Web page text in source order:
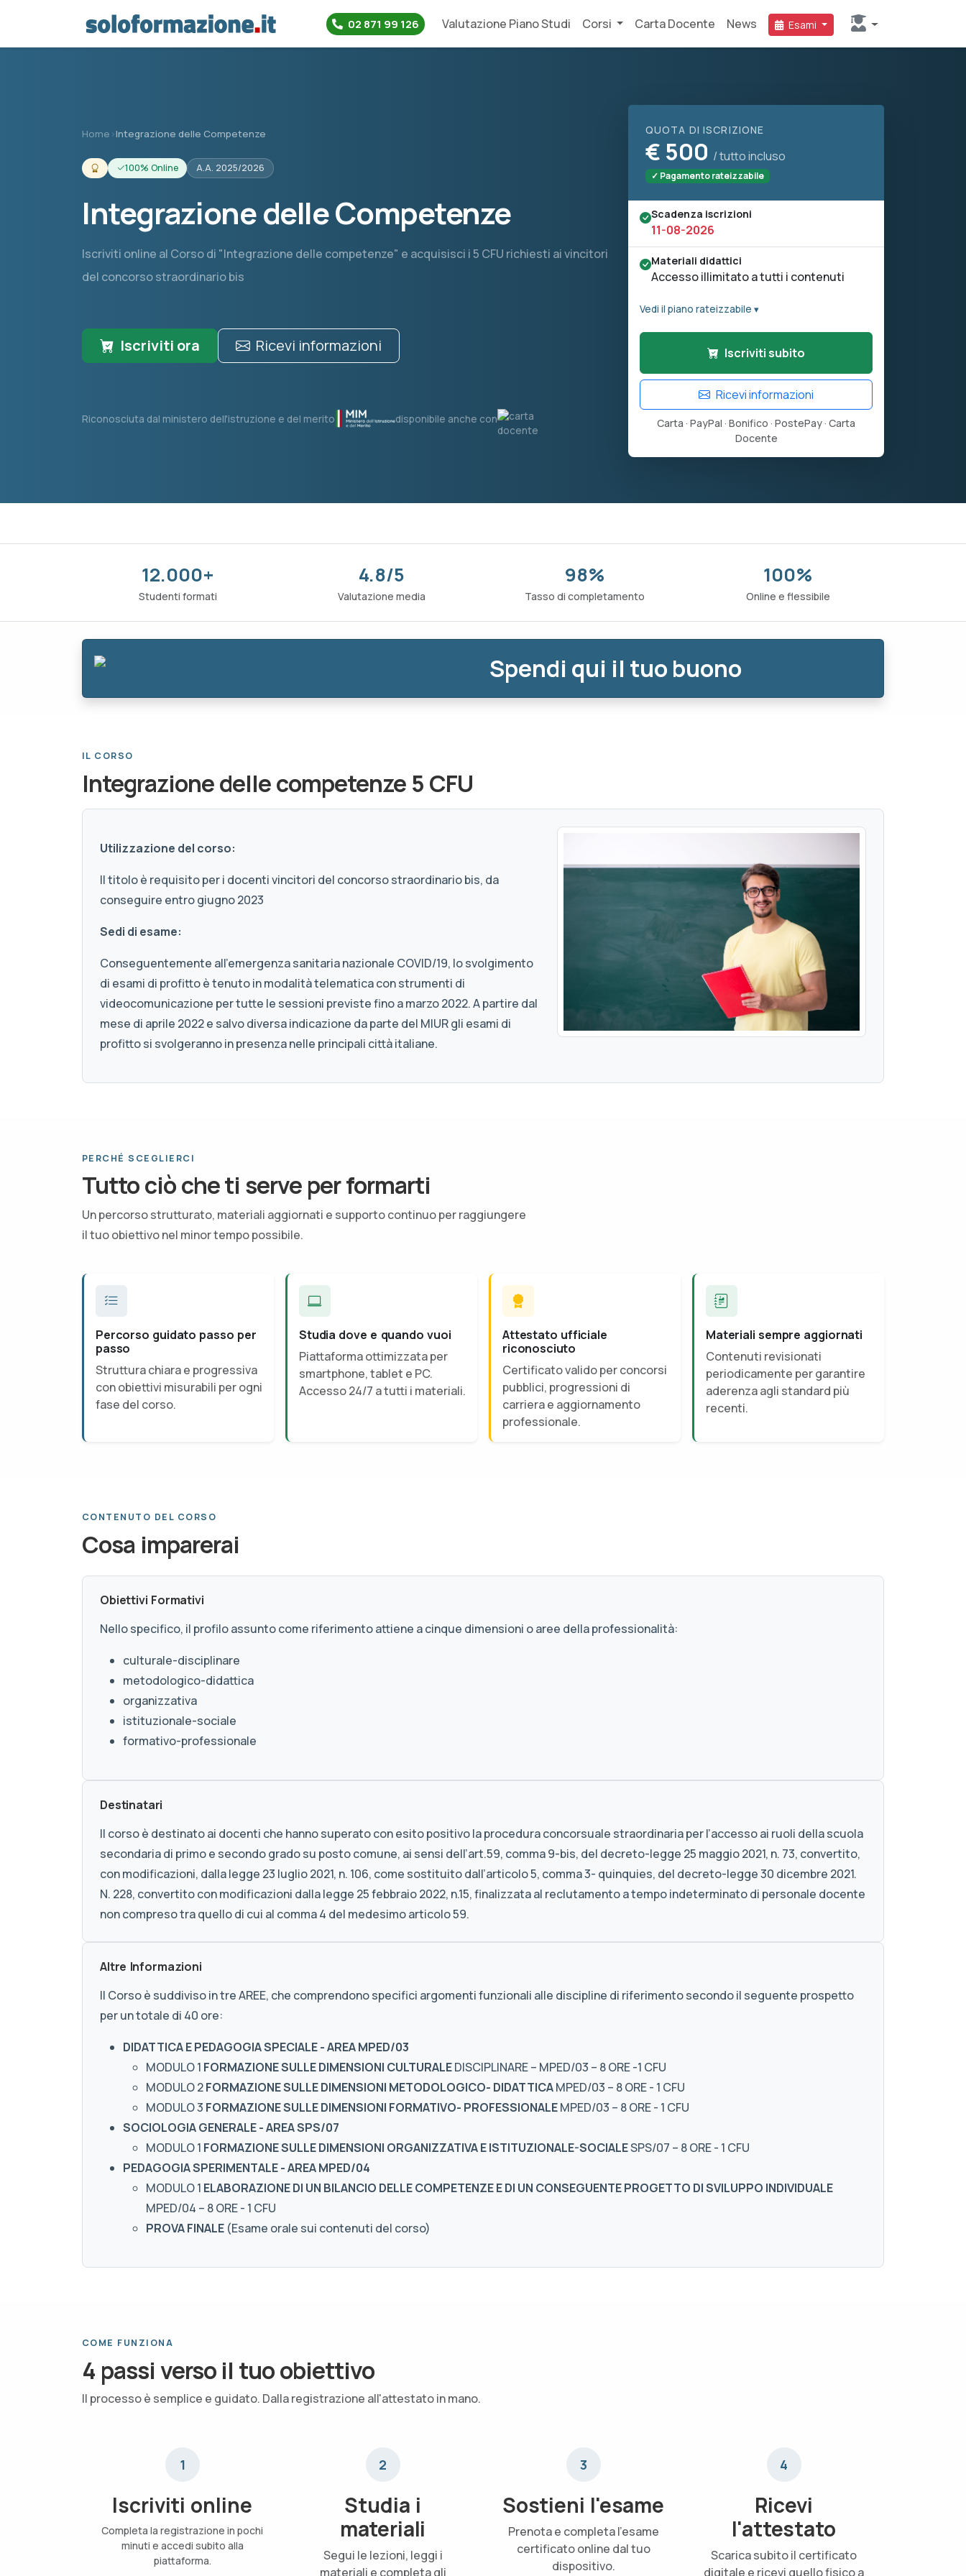
02 871 99 126 Valutazione Piano Studi Corsi Carta Docente News Esami
Home ›Integrazione delle Competenze
100% Online A.A. 2025/2026
Integrazione delle Competenze
Iscriviti online al Corso di "Integrazione delle competenze" e acquisisci i 5 CFU richiesti ai vincitori
del concorso straordinario bis
Iscriviti ora Ricevi informazioni
Riconosciuta dal ministero dell'istruzione e del merito disponibile anche con
QUOTA DI ISCRIZIONE
€ 500 / tutto incluso
✓ Pagamento rateizzabile
Scadenza iscrizioni
11-08-2026
Materiali didattici
Accesso illimitato a tutti i contenuti
Vedi il piano rateizzabile ▾
Iscriviti subito
Ricevi informazioni
Carta · PayPal · Bonifico · PostePay · Carta
Docente
12.000+
Studenti formati
4.8/5
Valutazione media
98%
Tasso di completamento
100%
Online e flessibile
Spendi qui il tuo buono
IL CORSO
Integrazione delle competenze 5 CFU
Utilizzazione del corso:
Il titolo è requisito per i docenti vincitori del concorso straordinario bis, da
conseguire entro giugno 2023
Sedi di esame:
Conseguentemente all'emergenza sanitaria nazionale COVID/19, lo svolgimento
di esami di profitto è tenuto in modalità telematica con strumenti di
videocomunicazione per tutte le sessioni previste fino a marzo 2022. A partire dal
mese di aprile 2022 e salvo diversa indicazione da parte del MIUR gli esami di
profitto si svolgeranno in presenza nelle principali città italiane.
PERCHÉ SCEGLIERCI
Tutto ciò che ti serve per formarti
Un percorso strutturato, materiali aggiornati e supporto continuo per raggiungere
il tuo obiettivo nel minor tempo possibile.
Percorso guidato passo per
passo
Struttura chiara e progressiva
con obiettivi misurabili per ogni
fase del corso.
Studia dove e quando vuoi
Piattaforma ottimizzata per
smartphone, tablet e PC.
Accesso 24/7 a tutti i materiali.
Attestato ufficiale
riconosciuto
Certificato valido per concorsi
pubblici, progressioni di
carriera e aggiornamento
professionale.
Materiali sempre aggiornati
Contenuti revisionati
periodicamente per garantire
aderenza agli standard più
recenti.
CONTENUTO DEL CORSO
Cosa imparerai
Obiettivi Formativi
Nello specifico, il profilo assunto come riferimento attiene a cinque dimensioni o aree della professionalità:
culturale-disciplinare
metodologico-didattica
organizzativa
istituzionale-sociale
formativo-professionale
Destinatari
Il corso è destinato ai docenti che hanno superato con esito positivo la procedura concorsuale straordinaria per l’accesso ai ruoli della scuola
secondaria di primo e secondo grado su posto comune, ai sensi dell’art.59, comma 9-bis, del decreto-legge 25 maggio 2021, n. 73, convertito,
con modificazioni, dalla legge 23 luglio 2021, n. 106, come sostituito dall’articolo 5, comma 3- quinquies, del decreto-legge 30 dicembre 2021.
N. 228, convertito con modificazioni dalla legge 25 febbraio 2022, n.15, finalizzata al reclutamento a tempo indeterminato di personale docente
non compreso tra quello di cui al comma 4 del medesimo articolo 59.
Altre Informazioni
Il Corso è suddiviso in tre AREE, che comprendono specifici argomenti funzionali alle discipline di riferimento secondo il seguente prospetto
per un totale di 40 ore:
DIDATTICA E PEDAGOGIA SPECIALE - AREA MPED/03
MODULO 1 FORMAZIONE SULLE DIMENSIONI CULTURALEDISCIPLINARE – MPED/03 – 8 ORE -1 CFU
MODULO 2FORMAZIONE SULLE DIMENSIONI METODOLOGICO- DIDATTICAMPED/03 – 8 ORE - 1 CFU
MODULO 3 FORMAZIONE SULLE DIMENSIONI FORMATIVO- PROFESSIONALEMPED/03 – 8 ORE - 1 CFU
SOCIOLOGIA GENERALE - AREA SPS/07
MODULO 1 FORMAZIONE SULLE DIMENSIONI ORGANIZZATIVA E ISTITUZIONALE-SOCIALESPS/07 – 8 ORE - 1 CFU
PEDAGOGIA SPERIMENTALE - AREA MPED/04
MODULO 1 ELABORAZIONE DI UN BILANCIO DELLE COMPETENZE E DI UN CONSEGUENTE PROGETTO DI SVILUPPO INDIVIDUALE
MPED/04 – 8 ORE - 1 CFU
PROVA FINALE (Esame orale sui contenuti del corso)
COME FUNZIONA
4 passi verso il tuo obiettivo
Il processo è semplice e guidato. Dalla registrazione all'attestato in mano.
1
Iscriviti online
Completa la registrazione in pochi
minuti e accedi subito alla
piattaforma.
2
Studia i
materiali
Segui le lezioni, leggi i
materiali e completa gli
3
Sostieni l'esame
Prenota e completa l'esame
certificato online dal tuo
dispositivo.
4
Ricevi
l'attestato
Scarica subito il certificato
digitale e ricevi quello fisico a